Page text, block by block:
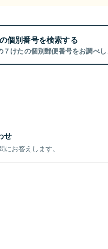
個別番号を検索する
７けたの個別郵便番号をお調べし
せ
お答えします。